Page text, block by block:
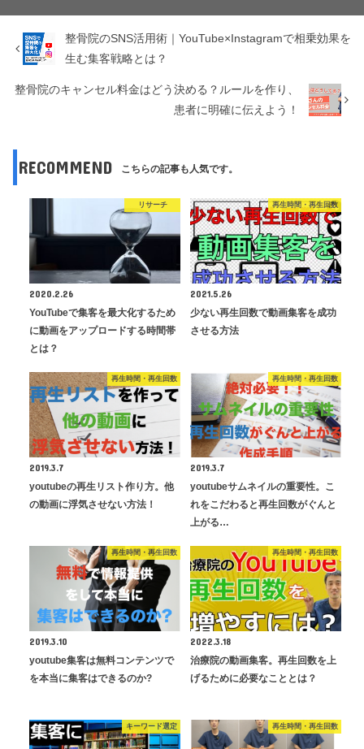
整骨院のSNS活用術｜YouTube×Instagramで相乗効果を
生む集客戦略とは？
整骨院のキャンセル料金はどう決める？ルールを作り、
患者に明確に伝えよう！
RECOMMEND こちらの記事も人気です。
リサーチ
2020.2.26
YouTubeで集客を最大化するため
に動画をアップロードする時間帯
とは？
再生時間・再生回数
2021.5.26
少ない再生回数で動画集客を成功
させる方法
再生時間・再生回数
2019.3.7
youtubeの再生リスト作り方。他
の動画に浮気させない方法！
再生時間・再生回数
2019.3.7
youtubeサムネイルの重要性。こ
れをこだわると再生回数がぐんと
上がる…
再生時間・再生回数
2019.3.10
youtube集客は無料コンテンツで
を本当に集客はできるのか?
再生時間・再生回数
2022.3.18
治療院の動画集客。再生回数を上
げるために必要なこととは？
キーワード選定 再生時間・再生回数